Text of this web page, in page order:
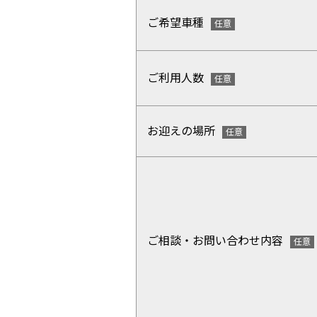
ご希望車種
ご利用人数
お迎えの場所
ご相談・お問い合わせ内容